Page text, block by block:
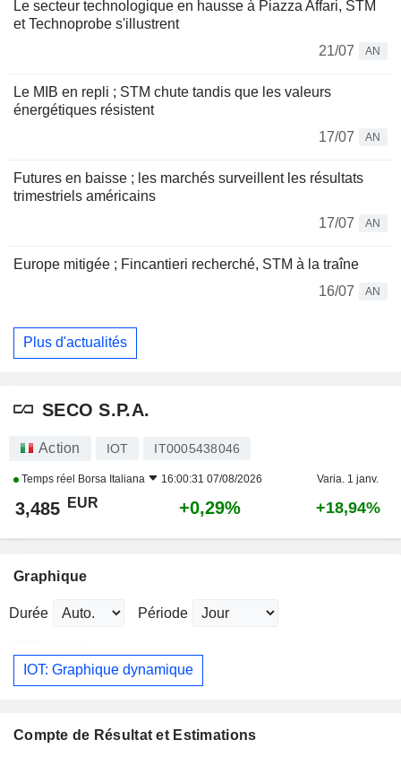
Le secteur technologique en hausse à Piazza Affari, STM
et Technoprobe s'illustrent
21/07
AN
Le MIB en repli ; STM chute tandis que les valeurs
énergétiques résistent
17/07
AN
Futures en baisse ; les marchés surveillent les résultats
trimestriels américains
17/07
AN
Europe mitigée ; Fincantieri recherché, STM à la traîne
16/07
AN
Plus d'actualités
SECO S.P.A.
Action IOT IT0005438046
Temps réel Borsa Italiana 16:00:31 07/08/2026 Varia. 1 janv.
3,485 EUR +0,29% +18,94%
Graphique
Durée Période
IOT: Graphique dynamique
Compte de Résultat et Estimations